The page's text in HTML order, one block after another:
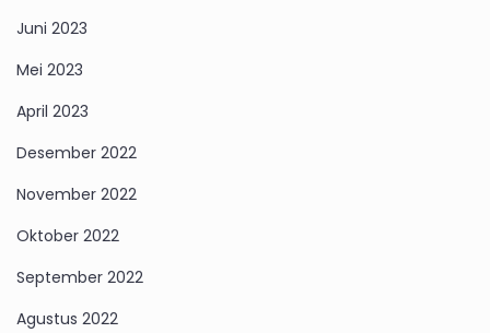
Juni 2023
Mei 2023
April 2023
Desember 2022
November 2022
Oktober 2022
September 2022
Agustus 2022